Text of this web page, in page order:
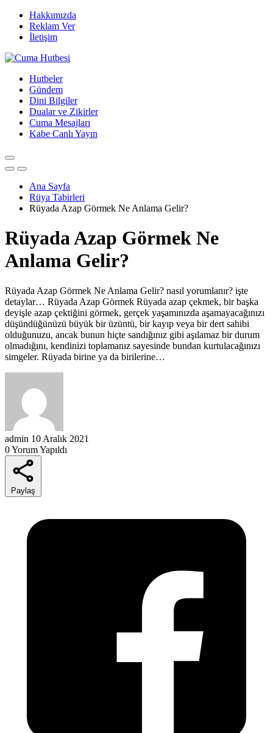
Hakkımızda
Reklam Ver
İletişim
Hutbeler
Gündem
Dini Bilgiler
Dualar ve Zikirler
Cuma Mesajları
Kabe Canlı Yayın
Ana Sayfa
Rüya Tabirleri
Rüyada Azap Görmek Ne Anlama Gelir?
Rüyada Azap Görmek Ne
Anlama Gelir?
Rüyada Azap Görmek Ne Anlama Gelir? nasıl yorumlanır? işte
detaylar… Rüyada Azap Görmek Rüyada azap çekmek, bir başka
deyişle azap çektiğini görmek, gerçek yaşamınızda aşamayacağınızı
düşündüğünüzü büyük bir üzüntü, bir kayıp veya bir dert sahibi
olduğunuzu, ancak bunun hiçte sandığınız gibi aşılamaz bir durum
olmadığını, kendinizi toplamanız sayesinde bundan kurtulacağınızı
simgeler. Rüyada birine ya da birilerine…
admin 10 Aralık 2021
0 Yorum Yapıldı
Paylaş